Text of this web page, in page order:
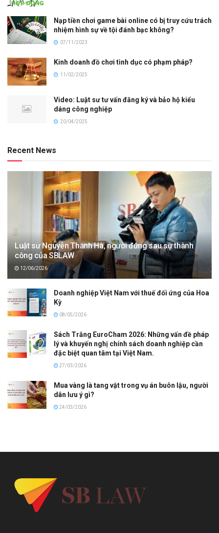
Nạp tiền chơi game bài online có bị truy cứu trách
nhiệm hình sự về tội đánh bạc không?
07/11/2023
Kinh doanh đồ chơi tình dục có phạm pháp?
11/02/2025
Video: Luật sư tư vấn đăng ký và bảo hộ kiểu
dáng công nghiệp
20/04/2025
Recent News
Luật sư Nguyễn Thanh Hà, người đứng sau sự thành
công của SBLAW
12/06/2026
Doanh nghiệp Việt Nam với thuế đối ứng của Hoa
Kỳ
08/05/2026
Sách Trắng EuroCham 2026: Những vấn đề pháp
lý và khuyến nghị chính sách doanh nghiệp cần
đặc biệt quan tâm tại Việt Nam.
27/03/2026
Mua vàng là tang vật trong vụ án buôn lậu, người
dân lưu ý gì?
24/03/2026